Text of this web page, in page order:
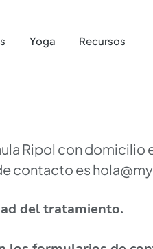
Yoga Recursos
Ripol con domicilio
contacto es
del tratamiento.